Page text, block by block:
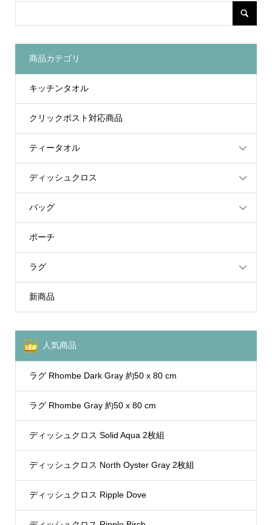
商品カテゴリ
キッチンタオル
クリックポスト対応商品
ティータオル
ディッシュクロス
バッグ
ポーチ
ラグ
新商品
人気商品
ラグ Rhombe Dark Gray 約50 x 80 cm
ラグ Rhombe Gray 約50 x 80 cm
ディッシュクロス Solid Aqua 2枚組
ディッシュクロス North Oyster Gray 2枚組
ディッシュクロス Ripple Dove